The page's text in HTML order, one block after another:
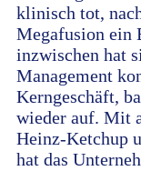
klinisch tot,
Megafusion ein
inzwischen hat
Management
Kerngeschäft,
wieder auf. Mit
Heinz-Ketchup
hat das